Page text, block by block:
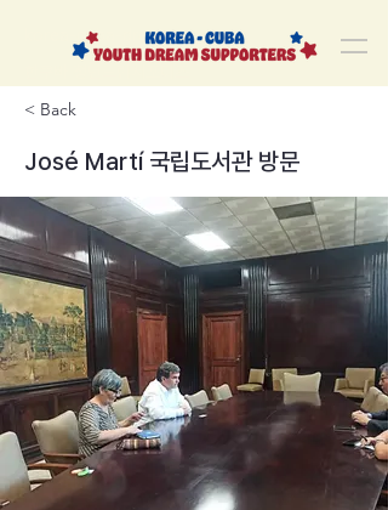
korea-cuba-dream
< Back
José Martí 국립도서관 방문